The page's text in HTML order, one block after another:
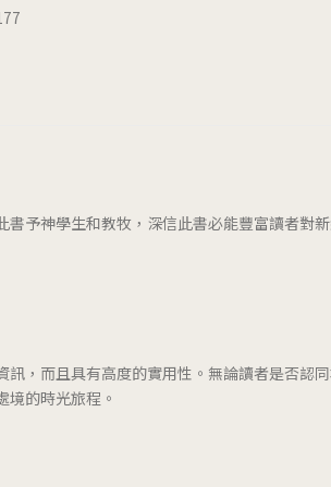
予神學生和教牧，深信此書必能豐富讀者對
，而且具有高度的實用性。無論讀者是否認
的時光旅程。